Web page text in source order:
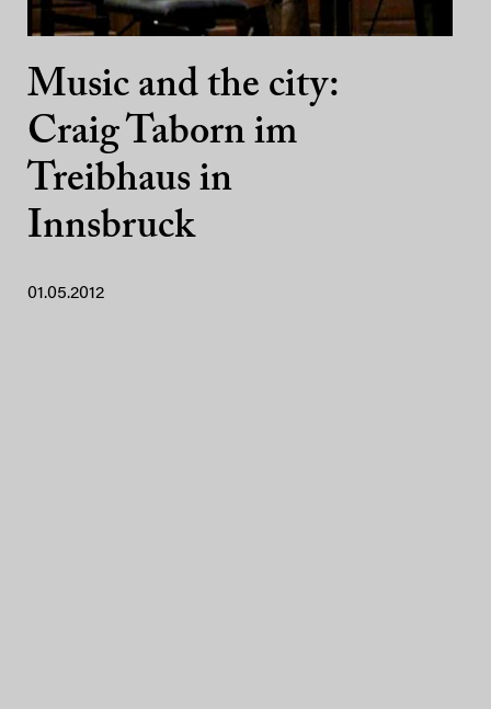
Music and the city:
Craig Taborn im
Treibhaus in
Innsbruck
01.05.2012